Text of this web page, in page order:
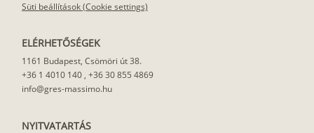
Süti beállítások (Cookie settings)
ELÉRHETŐSÉGEK
1161 Budapest, Csömöri út 38.
+36 1 4010 140 , +36 30 855 4869
info@gres-massimo.hu
NYITVATARTÁS